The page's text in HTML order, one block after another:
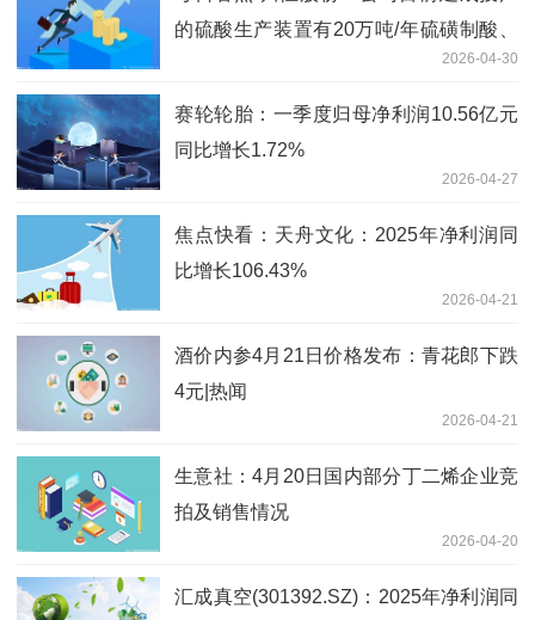
的硫酸生产装置有20万吨/年硫磺制酸、
2026-04-30
赛轮轮胎：一季度归母净利润10.56亿元
同比增长1.72%
2026-04-27
焦点快看：天舟文化：2025年净利润同
比增长106.43%
2026-04-21
酒价内参4月21日价格发布：青花郎下跌
4元|热闻
2026-04-21
生意社：4月20日国内部分丁二烯企业竞
拍及销售情况
2026-04-20
汇成真空(301392.SZ)：2025年净利润同